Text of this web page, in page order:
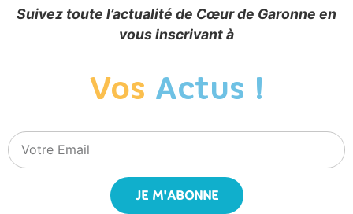
Suivez toute l’actualité de Cœur de Garonne en
vous inscrivant à
Vos Actus !
JE M'ABONNE